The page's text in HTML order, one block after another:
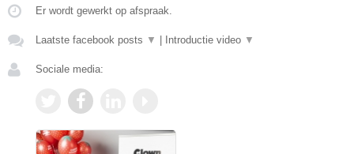
Er wordt gewerkt op afspraak.
Laatste facebook posts ▼ | Introductie video ▼
Sociale media: